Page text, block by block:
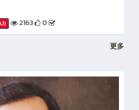
) 2163 0
更多